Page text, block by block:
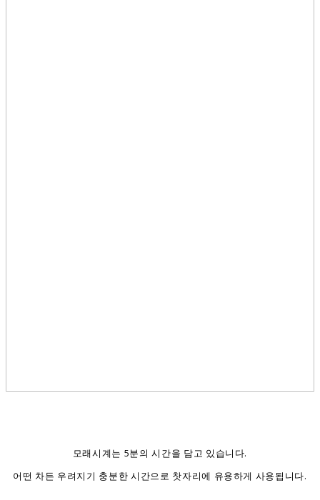
모래시계는 5분의 시간을 담고 있습니다.
어떤 차든 우려지기 충분한 시간으로 찻자리에 유용하게 사용됩니다.